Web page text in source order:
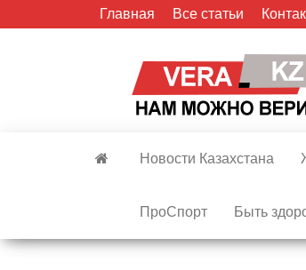
Главная Все статьи
Новости Казахстана
ПроСпорт Быть